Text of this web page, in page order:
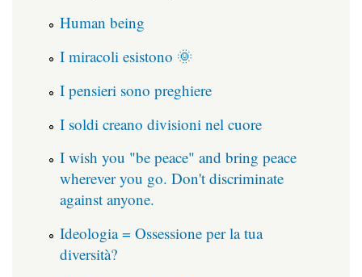
Human being
I miracoli esistono 🌞
I pensieri sono preghiere
I soldi creano divisioni nel cuore
I wish you "be peace" and bring peace
wherever you go. Don't discriminate
against anyone.
Ideologia = Ossessione per la tua
diversità?